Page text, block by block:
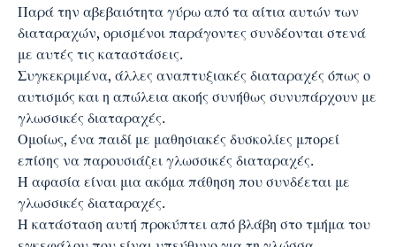
Παρά την αβεβαιότητα γύρω από τα αίτια αυτών των
διαταραχών, ορισμένοι παράγοντες συνδέονται στενά
με αυτές τις καταστάσεις.
Συγκεκριμένα, άλλες αναπτυξιακές διαταραχές όπως ο
αυτισμός και η απώλεια ακοής συνήθως συνυπάρχουν με
γλωσσικές διαταραχές.
Ομοίως, ένα παιδί με μαθησιακές δυσκολίες μπορεί
επίσης να παρουσιάζει γλωσσικές διαταραχές.
Η αφασία είναι μια ακόμα πάθηση που συνδέεται με
γλωσσικές διαταραχές.
Η κατάσταση αυτή προκύπτει από βλάβη στο τμήμα του